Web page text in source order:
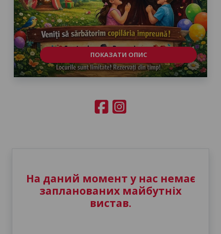
ПОКАЗАТИ ОПИС
На даний момент у нас немає
запланованих майбутніх
вистав.